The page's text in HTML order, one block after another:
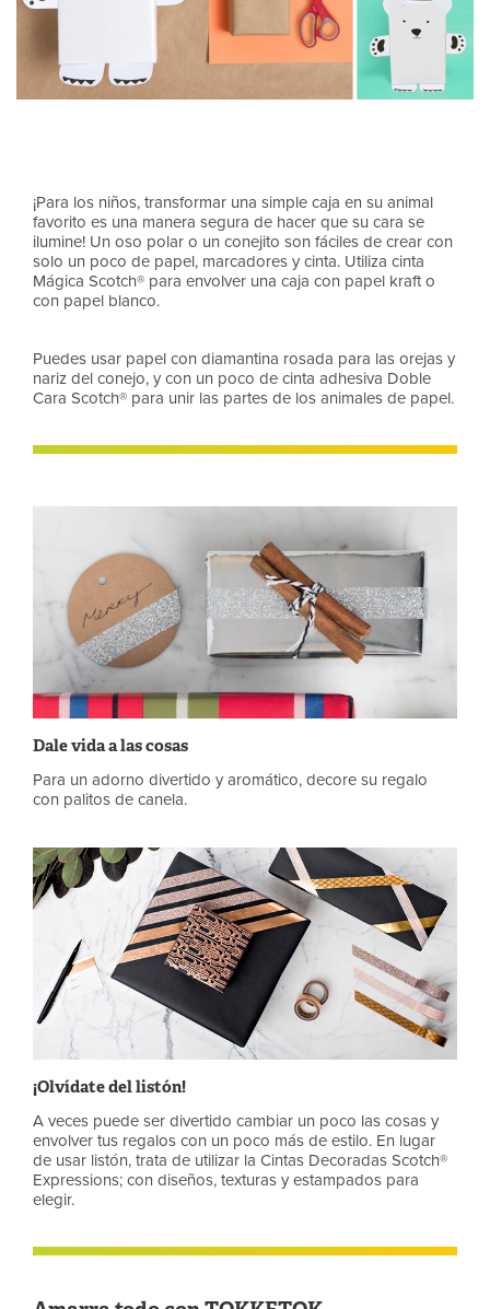
¡Para los niños, transformar una simple caja en su animal
favorito es una manera segura de hacer que su cara se
ilumine! Un oso polar o un conejito son fáciles de crear con
solo un poco de papel, marcadores y cinta. Utiliza cinta
Mágica Scotch® para envolver una caja con papel kraft o
con papel blanco.
Puedes usar papel con diamantina rosada para las orejas y
nariz del conejo, y con un poco de cinta adhesiva Doble
Cara Scotch® para unir las partes de los animales de papel.
Dale vida a las cosas
Para un adorno divertido y aromático, decore su regalo
con palitos de canela.
¡Olvídate del listón!
A veces puede ser divertido cambiar un poco las cosas y
envolver tus regalos con un poco más de estilo. En lugar
de usar listón, trata de utilizar la Cintas Decoradas Scotch®
Expressions; con diseños, texturas y estampados para
elegir.